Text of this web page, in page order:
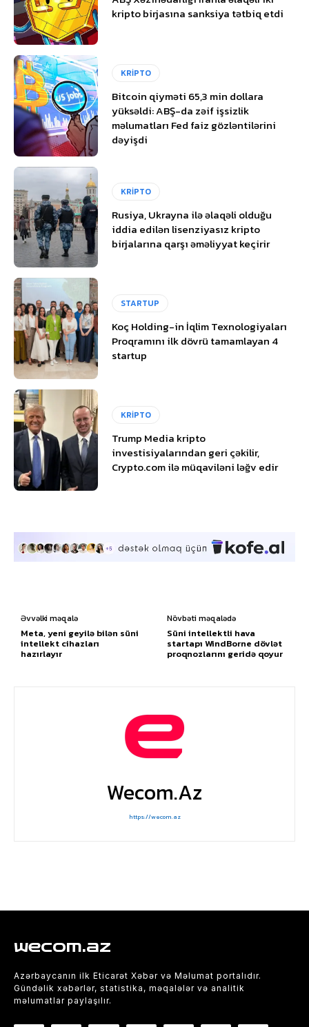
kripto birjasına sanksiya tətbiq etdi
KRİPTO
Bitcoin qiyməti 65,3 min dollara
yüksəldi: ABŞ-da zəif işsizlik
məlumatları Fed faiz gözləntilərini
dəyişdi
KRİPTO
Rusiya, Ukrayna ilə əlaqəli olduğu
iddia edilən lisenziyasız kripto
birjalarına qarşı əməliyyat keçirir
STARTUP
Koç Holding-in İqlim Texnologiyaları
Proqramını ilk dövrü tamamlayan 4
startup
KRİPTO
Trump Media kripto
investisiyalarından geri çəkilir,
Crypto.com ilə müqaviləni ləğv edir
Əvvəlki məqalə
Meta, yeni geyilə bilən süni
intellekt cihazları
hazırlayır
Növbəti məqalədə
Süni intellektli hava
startapı WindBorne dövlət
proqnozlarını geridə qoyur
Wecom.az
https://wecom.az
wecom.az
Azərbaycanın ilk Eticarət Xəbər və Məlumat portalıdır.
Gündəlik xəbərlər, statistika, məqalələr və analitik
məlumatlar paylaşılır.